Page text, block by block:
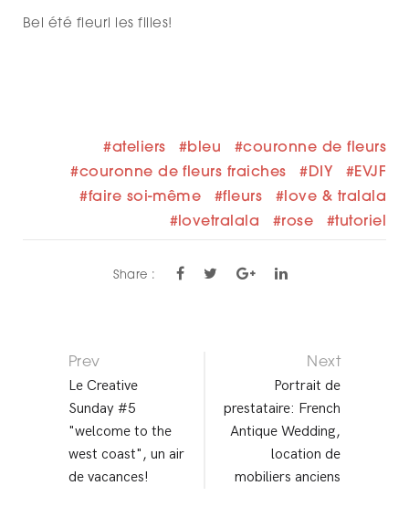
Bel été fleuri les filles!
ateliers bleu
couronne de fleurs
couronne de fleurs fraiches
DIY
EVJF
faire soi-même
fleurs
love & tralala
lovetralala
rose tutoriel
Share :
O
Prev
Le Creative
Sunday #5
"welcome to the
west coast", un air
de vacances!
Next
Portrait de
prestataire: French
Antique Wedding,
location de
mobiliers anciens